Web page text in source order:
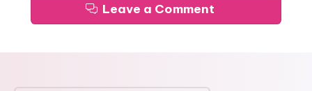
Leave a Comment